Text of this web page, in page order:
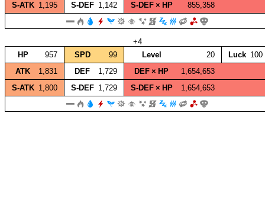
S‑ATK 1,195 S‑DEF 1,142 S‑DEF × HP 855,358
+4
HP
957 SPD 99 Level 20 Luck 100
ATK
1,831 DEF 1,729 DEF × HP
1,654,653
S‑ATK 1,800 S‑DEF 1,729 S‑DEF × HP 1,654,653